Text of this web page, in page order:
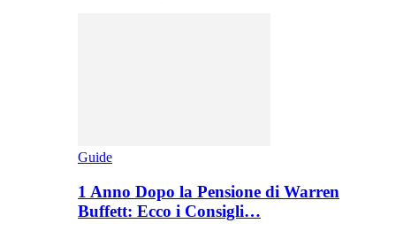
Guide
1 Anno Dopo la Pensione di Warren
Buffett: Ecco i Consigli…